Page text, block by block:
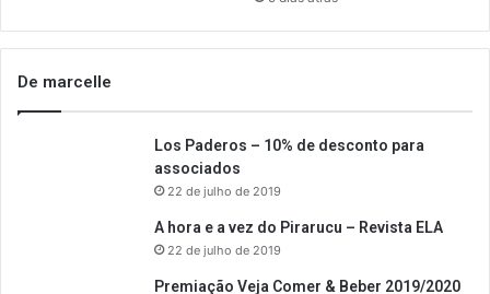
De marcelle
Los Paderos – 10% de desconto para
associados
22 de julho de 2019
A hora e a vez do Pirarucu – Revista ELA
22 de julho de 2019
Premiação Veja Comer & Beber 2019/2020